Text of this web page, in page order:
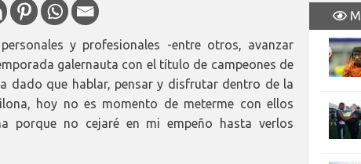
y profesionales -entre otros, avanzar
galernauta con el título de campeones de
dado que hablar, pensar y disfrutar dentro de la
hoy no es momento de meterme con ellos
porque no cejaré en mi empeño hasta verlos